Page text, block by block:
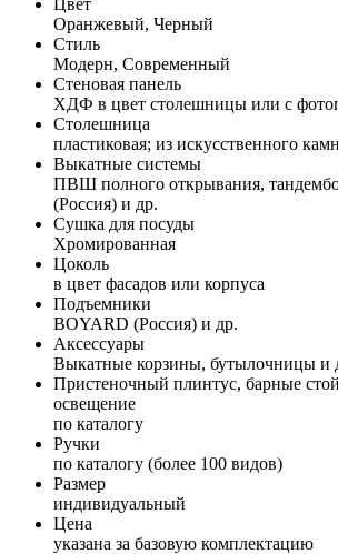
Оранжевый, Черный
Стиль
Модерн, Современный
Стеновая панель
ХДФ в цвет столешницы или с
Столешница
пластиковая; из искусственного
Выкатные системы
ПВШ полного открывания,
(Россия) и др.
Сушка для посуды
Хромированная
Цоколь
в цвет фасадов или корпуса
Подъемники
BOYARD (Россия) и др.
Аксессуары
Выкатные корзины, бутылочницы и
Пристеночный плинтус, барные
освещение
по каталогу
Ручки
по каталогу (более 100 видов)
Размер
индивидуальный
Цена
указана за базовую комплектацию